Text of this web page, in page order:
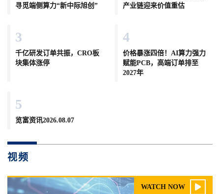
寻觅端侧算力“新中际旭创”
产业链迎来价值重估
3
千亿研发订单共振，CRO板
块集体涨停
4
价格暴涨四倍！AI算力强力
赋能PCB，高端订单排至
2027年
5
览富资讯2026.08.07
视频
WATCH NOW 